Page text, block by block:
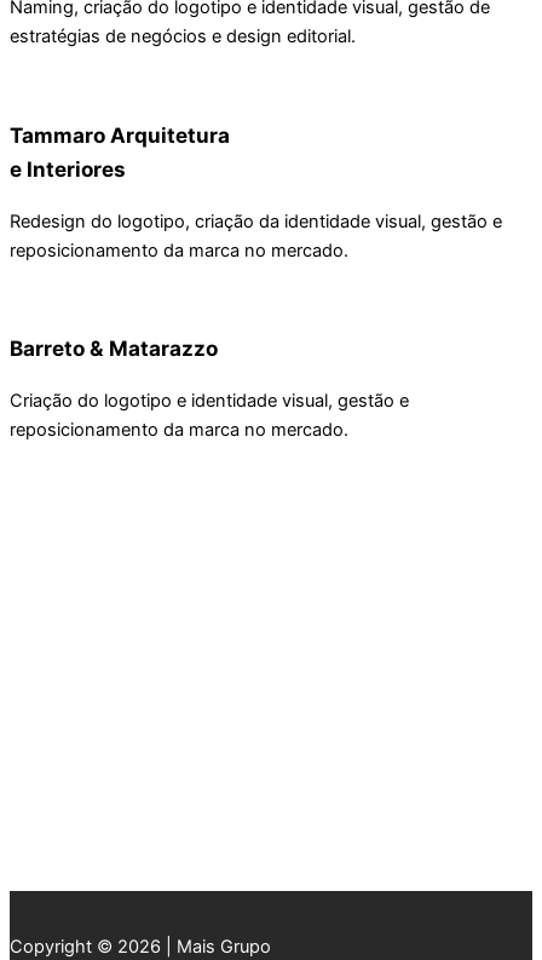
Naming, criação do logotipo e identidade visual, gestão de
estratégias de negócios e design editorial.
Tammaro Arquitetura
e Interiores
Redesign do logotipo, criação da identidade visual, gestão e
reposicionamento da marca no mercado.
Barreto & Matarazzo
Criação do logotipo e identidade visual, gestão e
reposicionamento da marca no mercado.
Copyright © 2026 | Mais Grupo